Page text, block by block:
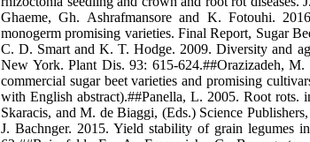
Ghaeme, Gh. Ashrafmansore and K. Fotouhi.
monogerm promising varieties. Final Report, Sugar
C. D. Smart and K. T. Hodge. 2009. Diversity and
New York. Plant Dis. 93: 615-624.##Orazizadeh,
commercial sugar beet varieties and promising
with English abstract).##Panella, L. 2005. Root
Skaracis, and M. de Biaggi, (Eds.) Science
J. Bachnger. 2015. Yield stability of grain legumes